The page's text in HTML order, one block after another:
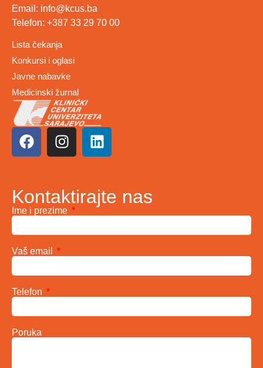
Email: info@kcus.ba
Telefon: +387 33 29 70 00
Lista čekanja
Konkursi i oglasi
Javne nabavke
Medicinski žurnal
Kontaktirajte nas
Ime i prezime
Vaš email
Telefon
Poruka